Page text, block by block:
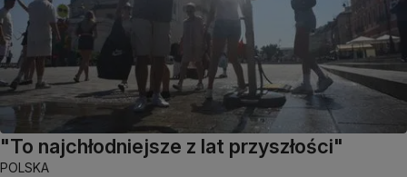
"To najchłodniejsze z lat przyszłości"
POLSKA